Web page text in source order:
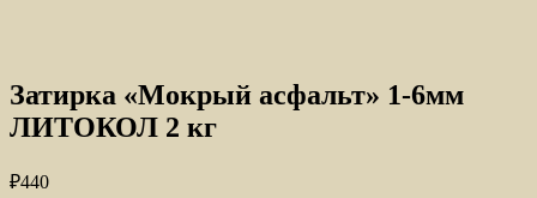
Затирка «Мокрый асфальт» 1-6мм
ЛИТОКОЛ 2 кг
₽440